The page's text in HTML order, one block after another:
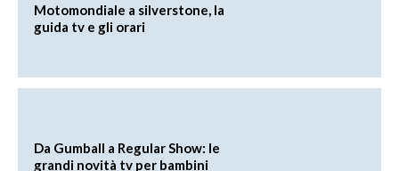
Motomondiale a silverstone, la
guida tv e gli orari
Da Gumball a Regular Show: le
grandi novità tv per bambini